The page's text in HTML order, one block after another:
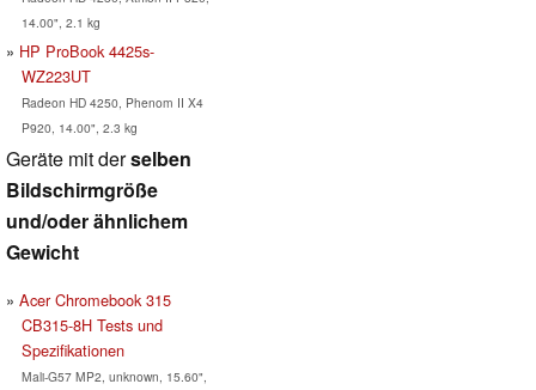
14.00", 2.1 kg
HP ProBook 4425s-
WZ223UT
Radeon HD 4250, Phenom II X4
P920, 14.00", 2.3 kg
Geräte mit derselben
Bildschirmgröße
und/oder ähnlichem
Gewicht
Acer Chromebook 315
CB315-8H Tests und
Spezifikationen
Mali-G57 MP2, unknown, 15.60",